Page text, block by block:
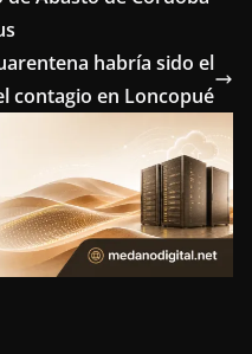
habría sido el
contagio en Loncopué